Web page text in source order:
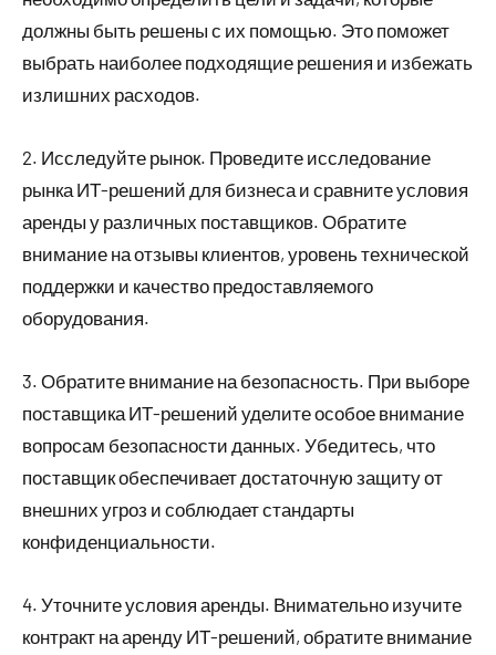
должны быть решены с их помощью. Это поможет
выбрать наиболее подходящие решения и избежать
излишних расходов.
2. Исследуйте рынок. Проведите исследование
рынка ИТ-решений для бизнеса и сравните условия
аренды у различных поставщиков. Обратите
внимание на отзывы клиентов, уровень технической
поддержки и качество предоставляемого
оборудования.
3. Обратите внимание на безопасность. При выборе
поставщика ИТ-решений уделите особое внимание
вопросам безопасности данных. Убедитесь, что
поставщик обеспечивает достаточную защиту от
внешних угроз и соблюдает стандарты
конфиденциальности.
4. Уточните условия аренды. Внимательно изучите
контракт на аренду ИТ-решений, обратите внимание